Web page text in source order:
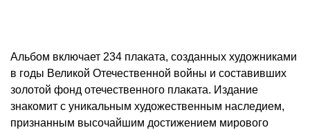
Альбом включает 234 плаката, созданных художниками
в годы Великой Отечественной войны и составивших
золотой фонд отечественного плаката. Издание
знакомит с уникальным художественным наследием,
признанным высочайшим достижением мирового